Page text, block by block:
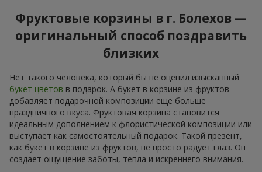
Фруктовые корзины в г. Болехов —
оригинальный способ поздравить
близких
Нет такого человека, который бы не оценил изысканный
букет цветов в подарок. А букет в корзине из фруктов —
добавляет подарочной композиции еще больше
праздничного вкуса. Фруктовая корзина становится
идеальным дополнением к флористической композиции или
выступает как самостоятельный подарок. Такой презент,
как букет в корзине из фруктов, не просто радует глаз. Он
создает ощущение заботы, тепла и искреннего внимания.